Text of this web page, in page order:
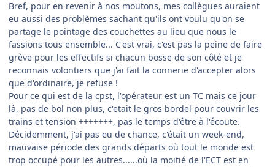
Bref, pour en revenir à nos moutons, mes collègues auraient
eu aussi des problèmes sachant qu'ils ont voulu qu'on se
partage le pointage des couchettes au lieu que nous le
fassions tous ensemble... C'est vrai, c'est pas la peine de faire
grève pour les effectifs si chacun bosse de son côté et je
reconnais volontiers que j'ai fait la connerie d'accepter alors
que d'ordinaire, je refuse !
Pour ce qui est de la cpst, l'opérateur est un TC mais ce jour
là, pas de bol non plus, c'etait le gros bordel pour couvrir les
trains et tension +++++++, pas le temps d'être à l'écoute.
Décidemment, j'ai pas eu de chance, c'était un week-end,
mauvaise période des grands départs où tout le monde est
trop occupé pour les autres......où la moitié de l'ECT est en